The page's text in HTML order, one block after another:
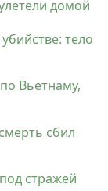
домой
тело
Вьетнаму,
сбил
стражей